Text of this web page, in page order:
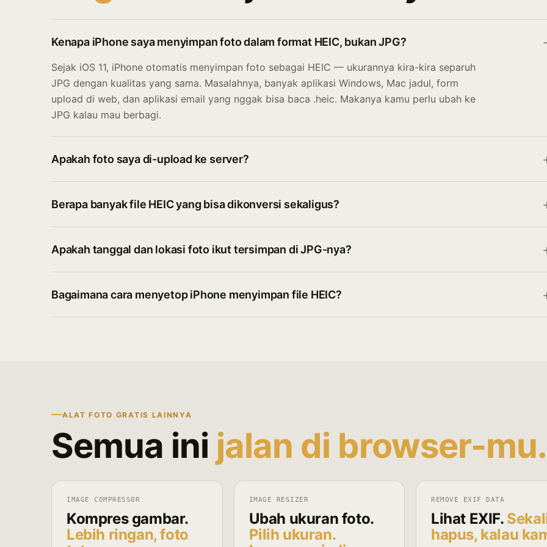
Kenapa iPhone saya menyimpan foto dalam format HEIC, bukan JPG?
Sejak iOS 11, iPhone otomatis menyimpan foto sebagai HEIC — ukurannya kira-kira separuh
JPG dengan kualitas yang sama. Masalahnya, banyak aplikasi Windows, Mac jadul, form
upload di web, dan aplikasi email yang nggak bisa baca .heic. Makanya kamu perlu ubah ke
JPG kalau mau berbagi.
Apakah foto saya di-upload ke server?
Berapa banyak file HEIC yang bisa dikonversi sekaligus?
Apakah tanggal dan lokasi foto ikut tersimpan di JPG-nya?
Bagaimana cara menyetop iPhone menyimpan file HEIC?
ALAT FOTO GRATIS LAINNYA
Semua ini jalan di browser-mu.
IMAGE COMPRESSOR
Kompres gambar.
Lebih ringan, foto
IMAGE RESIZER
Ubah ukuran foto.
Pilih ukuran.
REMOVE EXIF DATA
Lihat EXIF.
hapus, kalau